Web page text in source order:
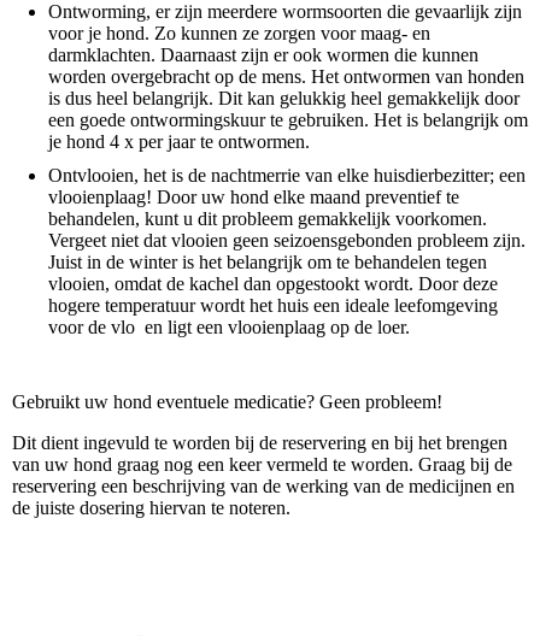
Ontworming, er zijn meerdere wormsoorten die gevaarlijk zijn
voor je hond. Zo kunnen ze zorgen voor maag- en
darmklachten. Daarnaast zijn er ook wormen die kunnen
worden overgebracht op de mens. Het ontwormen van honden
is dus heel belangrijk. Dit kan gelukkig heel gemakkelijk door
een goede ontwormingskuur te gebruiken. Het is belangrijk om
je hond 4 x per jaar te ontwormen.
Ontvlooien, het is de nachtmerrie van elke huisdierbezitter; een
vlooienplaag! Door uw hond elke maand preventief te
behandelen, kunt u dit probleem gemakkelijk voorkomen.
Vergeet niet dat vlooien geen seizoensgebonden probleem zijn.
Juist in de winter is het belangrijk om te behandelen tegen
vlooien, omdat de kachel dan opgestookt wordt. Door deze
hogere temperatuur wordt het huis een ideale leefomgeving
voor de vlo en ligt een vlooienplaag op de loer.
Gebruikt uw hond eventuele medicatie? Geen probleem!
Dit dient ingevuld te worden bij de reservering en bij het brengen
van uw hond graag nog een keer vermeld te worden. Graag bij de
reservering een beschrijving van de werking van de medicijnen en
de juiste dosering hiervan te noteren.